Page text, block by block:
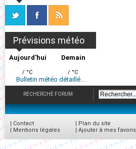
Prévisions météo
Aujourd'hui
/ °C
Demain
/ °C
Bulletin météo détaillé...
RECHERCHE FORUM
| Contact
| Mentions légales
| Plan du site
| Ajouter à mes favoris